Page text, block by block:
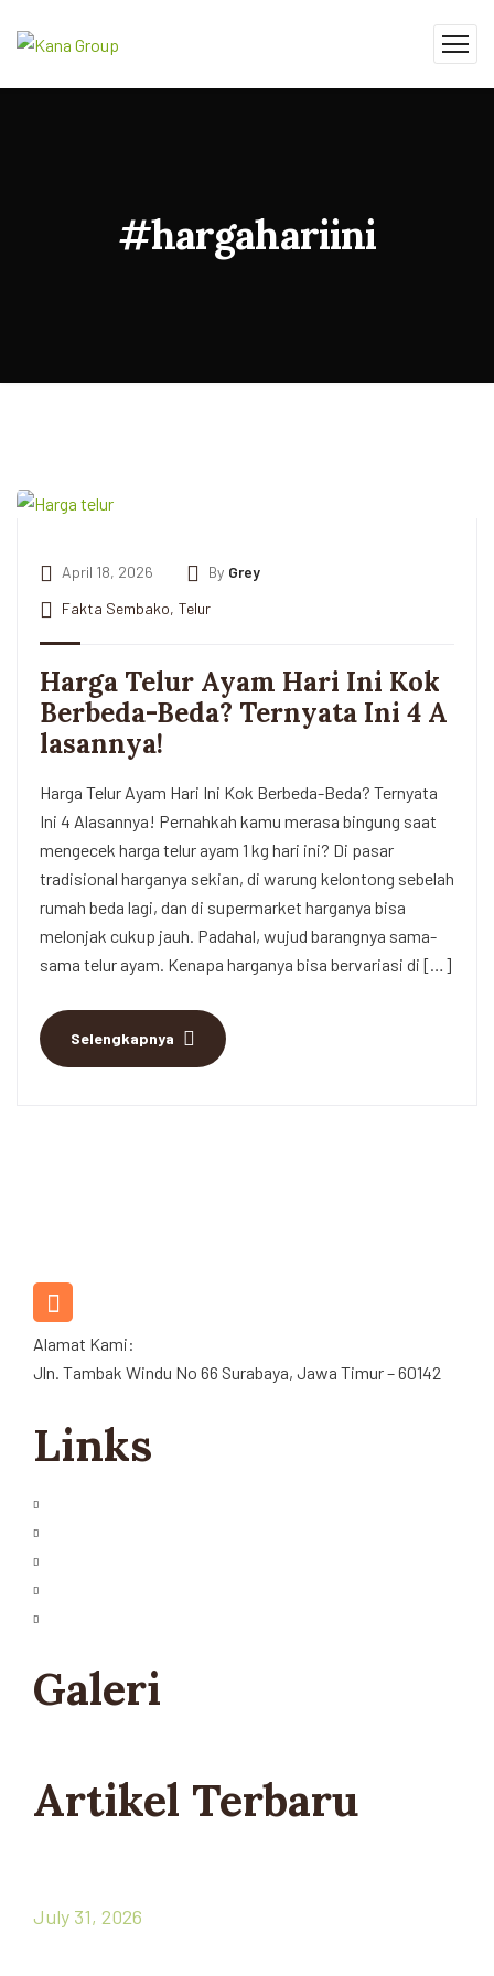
#hargahariini
April 18, 2026 By Grey
Fakta Sembako, Telur
Harga Telur Ayam Hari Ini Kok
Berbeda-Beda? Ternyata Ini 4 A
lasannya!
Harga Telur Ayam Hari Ini Kok Berbeda-Beda? Ternyata
Ini 4 Alasannya! Pernahkah kamu merasa bingung saat
mengecek harga telur ayam 1 kg hari ini? Di pasar
tradisional harganya sekian, di warung kelontong sebelah
rumah beda lagi, dan di supermarket harganya bisa
melonjak cukup jauh. Padahal, wujud barangnya sama-
sama telur ayam. Kenapa harganya bisa bervariasi di […]
Selengkapnya
Alamat Kami:
Jln. Tambak Windu No 66 Surabaya, Jawa Timur – 60142
Links
Galeri
Artikel Terbaru
July 31, 2026